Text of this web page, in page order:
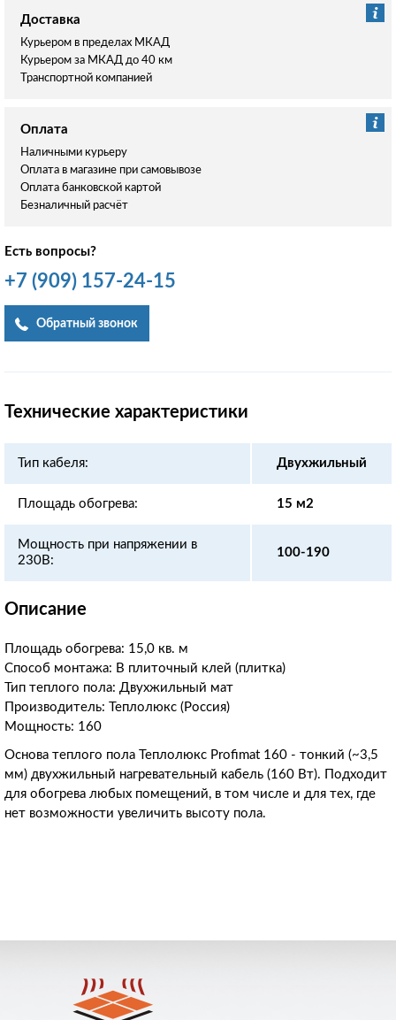
Доставка
Курьером в пределах МКАД
Курьером за МКАД до 40 км
Транспортной компанией
Оплата
Наличными курьеру
Оплата в магазине при самовывозе
Оплата банковской картой
Безналичный расчёт
Есть вопросы?
+7 (909) 157-24-15
Обратный звонок
Технические характеристики
Тип кабеля: Двухжильный
Площадь обогрева: 15 м2
Мощность при напряжении в
230В:
100-190
Описание
Площадь обогрева: 15,0 кв. м
Способ монтажа: В плиточный клей (плитка)
Тип теплого пола: Двухжильный мат
Производитель: Теплолюкс (Россия)
Мощность: 160
Основа теплого пола Теплолюкс Profimat 160 - тонкий (~3,5
мм) двухжильный нагревательный кабель (160 Вт). Подходит
для обогрева любых помещений, в том числе и для тех, где
нет возможности увеличить высоту пола.